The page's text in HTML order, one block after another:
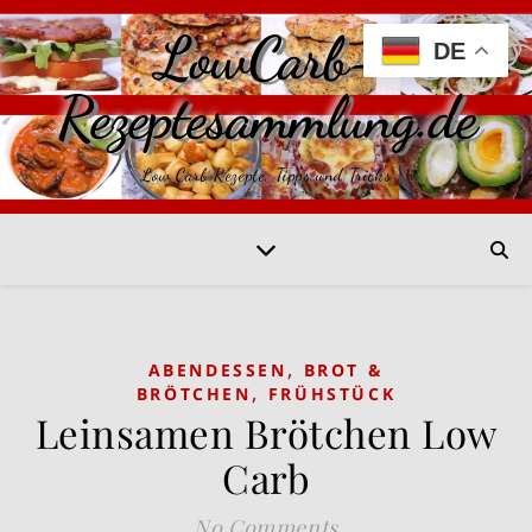
LowCarb-
Rezeptesammlung.de
Low Carb Rezepte, Tipps und Tricks
ABENDESSEN ,
BROT &
BRÖTCHEN , FRÜHSTÜCK
Leinsamen Brötchen Low
Carb
DE